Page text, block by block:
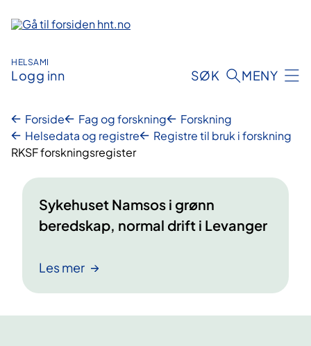
innhold
HELSAMI
Logg inn SØK MENY
Forside Fag og forskning
Forskning
Helsedata og registre
Registre til bruk i forskning
RKSF forskningsregister
Sykehuset Namsos i grønn
beredskap, normal drift i Levanger
Les mer